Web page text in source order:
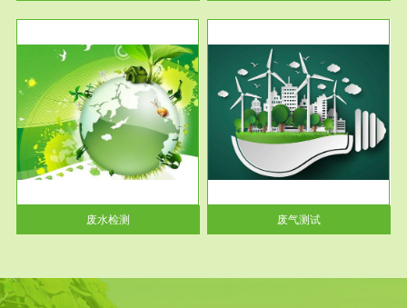
废水检测
服务范围
废气测试
检测范围工业废气检测包括有机
废气和无机废气。有机废气主要
包括...
废气测试